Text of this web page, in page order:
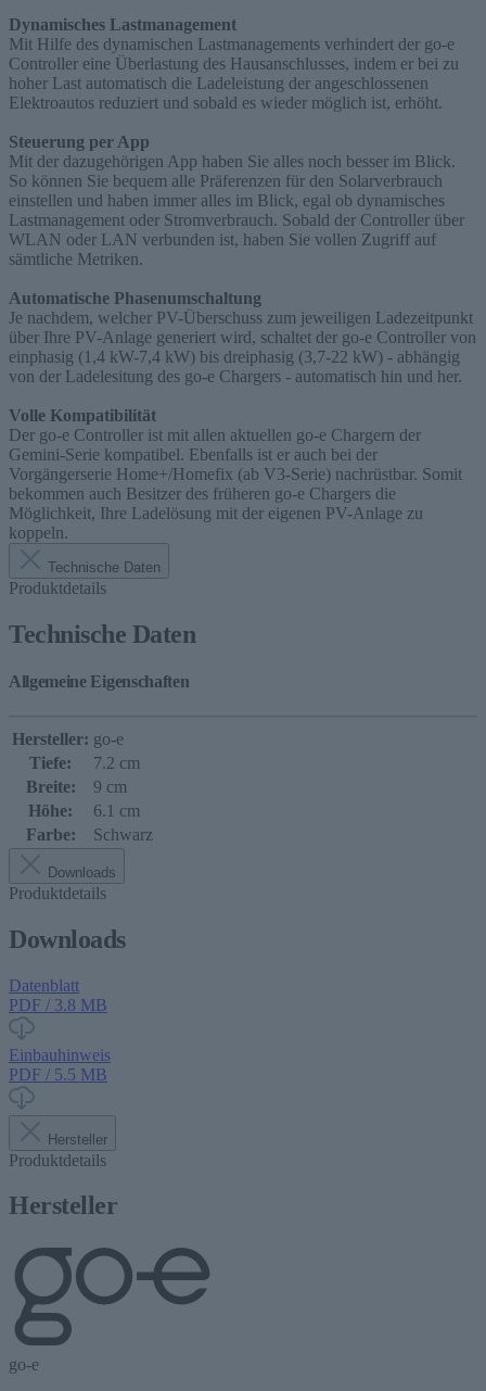
Dynamisches Lastmanagement
Mit Hilfe des dynamischen Lastmanagements verhindert der go-e
Controller eine Überlastung des Hausanschlusses, indem er bei zu
hoher Last automatisch die Ladeleistung der angeschlossenen
Elektroautos reduziert und sobald es wieder möglich ist, erhöht.
Steuerung per App
Mit der dazugehörigen App haben Sie alles noch besser im Blick.
So können Sie bequem alle Präferenzen für den Solarverbrauch
einstellen und haben immer alles im Blick, egal ob dynamisches
Lastmanagement oder Stromverbrauch. Sobald der Controller über
WLAN oder LAN verbunden ist, haben Sie vollen Zugriff auf
sämtliche Metriken.
Automatische Phasenumschaltung
Je nachdem, welcher PV-Überschuss zum jeweiligen Ladezeitpunkt
über Ihre PV-Anlage generiert wird, schaltet der go-e Controller von
einphasig (1,4 kW-7,4 kW) bis dreiphasig (3,7-22 kW) - abhängig
von der Ladelesitung des go-e Chargers - automatisch hin und her.
Volle Kompatibilität
Der go-e Controller ist mit allen aktuellen go-e Chargern der
Gemini-Serie kompatibel. Ebenfalls ist er auch bei der
Vorgängerserie Home+/Homefix (ab V3-Serie) nachrüstbar. Somit
bekommen auch Besitzer des früheren go-e Chargers die
Möglichkeit, Ihre Ladelösung mit der eigenen PV-Anlage zu
koppeln.
Technische Daten
Produktdetails
Technische Daten
Allgemeine Eigenschaften
Hersteller: go-e
Tiefe:
7.2 cm
Breite:
9 cm
Höhe:
6.1 cm
Farbe:
Schwarz
Downloads
Produktdetails
Downloads
Datenblatt
PDF / 3.8 MB
Einbauhinweis
PDF / 5.5 MB
Hersteller
Produktdetails
Hersteller
go-e